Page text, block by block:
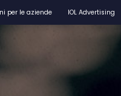
per le aziende IOL Advertising